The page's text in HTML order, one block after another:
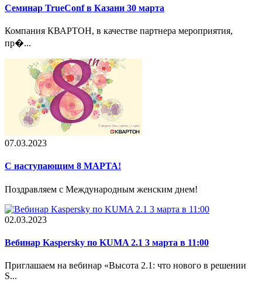
Семинар TrueConf в Казани 30 марта
Компания КВАРТОН, в качестве партнера мероприятия,
пр�...
07.03.2023
С наступающим 8 МАРТА!
Поздравляем с Международным женским днем!
02.03.2023
Вебинар Kaspersky по KUMA 2.1 3 марта в 11:00
Приглашаем на вебинар «Высота 2.1: что нового в решении
S...